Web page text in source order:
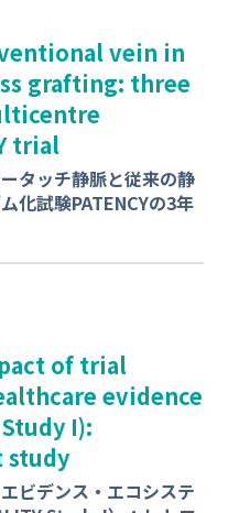
vein in
grafting: three
trial
タッチ静脈と従来の静
化試験PATENCYの3年
of trial
evidence
I):
study
ビデンス‧エコシステ